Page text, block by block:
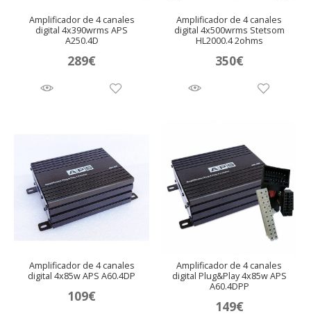
Amplificador de 4 canales
digital 4x390wrms APS
A250.4D
289€
Amplificador de 4 canales
digital 4x500wrms Stetsom
HL2000.4 2ohms
350€
Amplificador de 4 canales
digital 4x85w APS A60.4DP
109€
Amplificador de 4 canales
digital Plug&Play 4x85w APS
A60.4DPP
149€